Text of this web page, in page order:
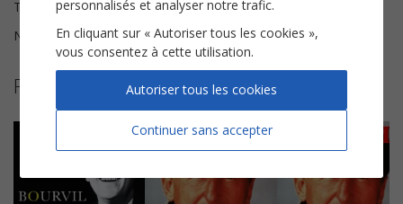
Tonalité
Si♭ majeur
Nombre de pages
5
Plus de partitions de Bourvil
personnalisés et analyser notre trafic.
En cliquant sur « Autoriser tous les cookies »,
vous consentez à cette utilisation.
Continuer sans accepter
Autoriser tous les cookies